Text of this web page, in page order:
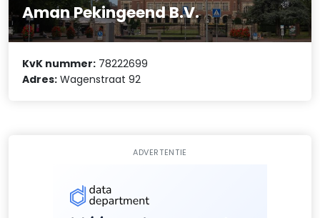
Aman Pekingeend B.V.
KvK nummer: 78222699
Adres: Wagenstraat 92
ADVERTENTIE